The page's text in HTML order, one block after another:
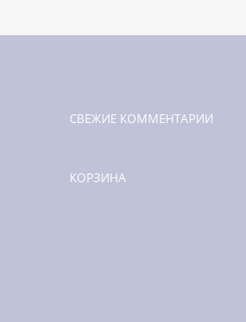
СВЕЖИЕ КОММЕНТАРИИ
КОРЗИНА